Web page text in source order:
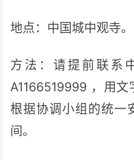
地点：中国城中观寺。
方法：请提前联系
A1166519999 ，用文
根据协调小组的统一
间。